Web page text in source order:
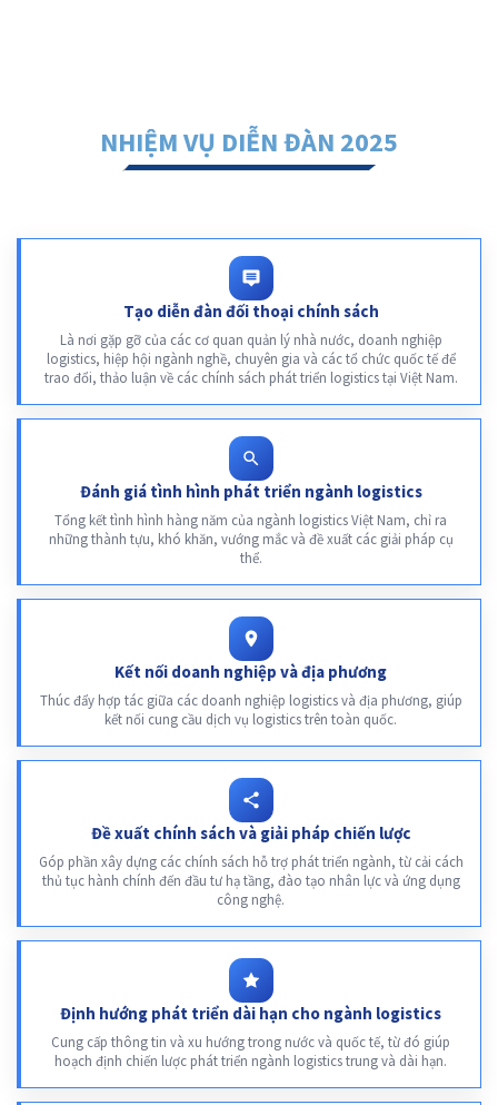
NHIỆM VỤ DIỄN ĐÀN 2025
Tạo diễn đàn đối thoại chính sách
Là nơi gặp gỡ của các cơ quan quản lý nhà nước, doanh nghiệp
logistics, hiệp hội ngành nghề, chuyên gia và các tổ chức quốc tế để
trao đổi, thảo luận về các chính sách phát triển logistics tại Việt Nam.
Đánh giá tình hình phát triển ngành logistics
Tổng kết tình hình hàng năm của ngành logistics Việt Nam, chỉ ra
những thành tựu, khó khăn, vướng mắc và đề xuất các giải pháp cụ
thể.
Kết nối doanh nghiệp và địa phương
Thúc đẩy hợp tác giữa các doanh nghiệp logistics và địa phương, giúp
kết nối cung cầu dịch vụ logistics trên toàn quốc.
Đề xuất chính sách và giải pháp chiến lược
Góp phần xây dựng các chính sách hỗ trợ phát triển ngành, từ cải cách
thủ tục hành chính đến đầu tư hạ tầng, đào tạo nhân lực và ứng dụng
công nghệ.
Định hướng phát triển dài hạn cho ngành logistics
Cung cấp thông tin và xu hướng trong nước và quốc tế, từ đó giúp
hoạch định chiến lược phát triển ngành logistics trung và dài hạn.